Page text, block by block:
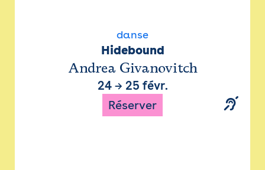
danse
Hidebound
Andrea Givanovitch
24→ 25 févr.
Réserver